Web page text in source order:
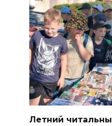
Летний